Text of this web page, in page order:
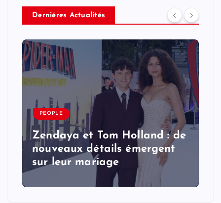
Derniéres Actualités
PEOPLE
Zendaya et Tom Holland : de
nouveaux détails émergent
sur leur mariage